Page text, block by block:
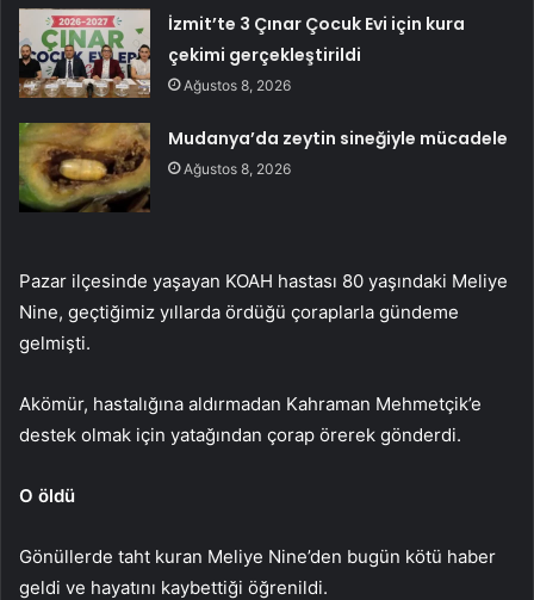
İzmit’te 3 Çınar Çocuk Evi için kura
çekimi gerçekleştirildi
Ağustos 8, 2026
Mudanya’da zeytin sineğiyle mücadele
Ağustos 8, 2026
Pazar ilçesinde yaşayan KOAH hastası 80 yaşındaki Meliye
Nine, geçtiğimiz yıllarda ördüğü çoraplarla gündeme
gelmişti.
Akömür, hastalığına aldırmadan Kahraman Mehmetçik’e
destek olmak için yatağından çorap örerek gönderdi.
O öldü
Gönüllerde taht kuran Meliye Nine’den bugün kötü haber
geldi ve hayatını kaybettiği öğrenildi.